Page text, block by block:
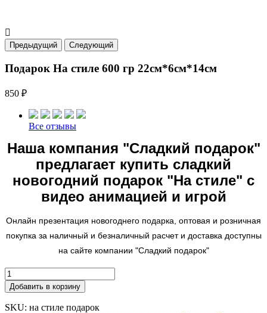

Предыдущий Следующий
Подарок На стиле 600 гр 22см*6см*14см
850 ₽
Все отзывы
Наша компания "Сладкий подарок"
предлагает купить сладкий
новогодний подарок "На стиле" с
видео анимацией и игрой
Онлайн презентация новогоднего подарка, оптовая и розничная
покупка за наличный и безналичный расчет и доставка доступны
на сайте компании "Сладкий подарок"
Добавить в корзину
SKU: на стиле подарок